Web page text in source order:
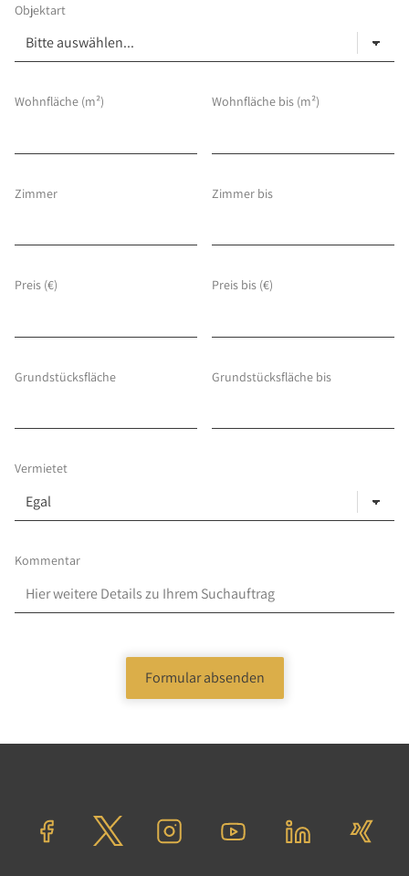
Ratgeber
Über Uns
Team
Presse
Objektart
Wohnfläche (m²) Wohnfläche bis (m²)
Zimmer Zimmer bis
Preis (€) Preis bis (€)
Grundstücksfläche Grundstücksfläche bis
Vermietet
Kommentar
Formular absenden